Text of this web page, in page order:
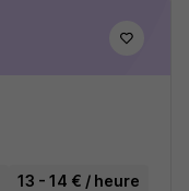
13 - 14 € / heure